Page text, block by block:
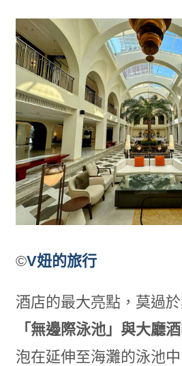
©V妞的旅行
酒店的最大亮點，莫過
「無邊際泳池」與大廳
泡在延伸至海灘的泳池